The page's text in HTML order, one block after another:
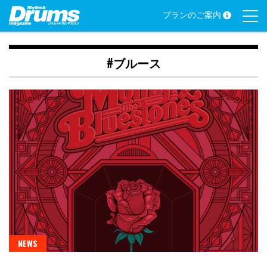
Skip
content
プランのご案内
#ブルース
NEWS